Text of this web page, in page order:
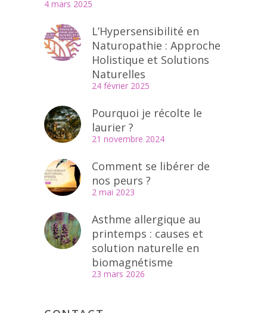
4 mars 2025
L’Hypersensibilité en
Naturopathie : Approche
Holistique et Solutions
Naturelles
24 février 2025
Pourquoi je récolte le
laurier ?
21 novembre 2024
Comment se libérer de
nos peurs ?
2 mai 2023
Asthme allergique au
printemps : causes et
solution naturelle en
biomagnétisme
23 mars 2026